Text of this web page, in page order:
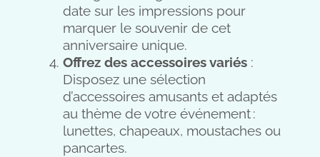
date sur les impressions pour
marquer le souvenir de cet
anniversaire unique.
Offrez des accessoires variés :
Disposez une sélection
d’accessoires amusants et adaptés
au thème de votre événement :
lunettes, chapeaux, moustaches ou
pancartes.